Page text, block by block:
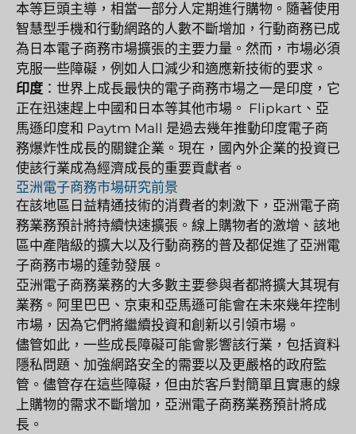
本等巨頭主導，相當一部分人定期進行購物。隨著使用
智慧型手機和行動網路的人數不斷增加，行動商務已成
為日本電子商務市場擴張的主要力量。然而，市場必須
克服一些障礙，例如人口減少和適應新技術的要求。
印度 ：世界上成長最快的電子商務市場之一是印度，它
正在迅速趕上中國和日本等其他市場。 Flipkart、亞
馬遜印度和 Paytm Mall 是過去幾年推動印度電子商
務爆炸性成長的關鍵企業。現在，國內外企業的投資已
使該行業成為經濟成長的重要貢獻者。
亞洲電子商務市場研究前景
在該地區日益精通技術的消費者的刺激下，亞洲電子商
務業務預計將持續快速擴張。線上購物者的激增、該地
區中產階級的擴大以及行動商務的普及都促進了亞洲電
子商務市場的蓬勃發展。
亞洲電子商務業務的大多數主要參與者都將擴大其現有
業務。阿里巴巴、京東和亞馬遜可能會在未來幾年控制
市場，因為它們將繼續投資和創新以引領市場。
儘管如此，一些成長障礙可能會影響該行業，包括資料
隱私問題、加強網路安全的需要以及更嚴格的政府監
管。儘管存在這些障礙，但由於客戶對簡單且實惠的線
上購物的需求不斷增加，亞洲電子商務業務預計將成
長。